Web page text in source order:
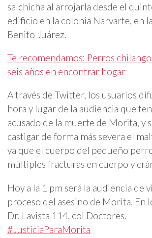
salchicha al arrojarla desde el
edificio en la colonia Narvarte, en
Benito Juárez.
Te recomendamos: Perros
seis años en encontrar hogar
A través de Twitter, los usuarios
hora y lugar de la audiencia que
acusado de la muerte de Morita, y
castigar de forma más severa el
ya que el cuerpo del pequeño
múltiples fracturas en cuerpo y
Hoy a la 1 pm será la audiencia de
proceso del asesino de Morita. En
Dr. Lavista 114, col Doctores.
#JusticiaParaMorita